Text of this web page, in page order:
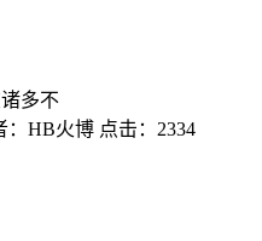
多不
HB火博 点击： 2334